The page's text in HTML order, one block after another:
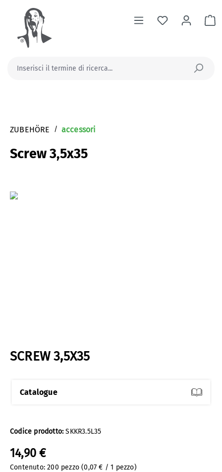
principale
Il
ZUBEHÖRE / accessori
Screw 3,5x35
Salta la galleria di immagini
SCREW 3,5X35
Catalogue
Codice prodotto:SKKR3.5L35
14,90 €
Contenuto:200 pezzo(0,07 € / 1 pezzo)